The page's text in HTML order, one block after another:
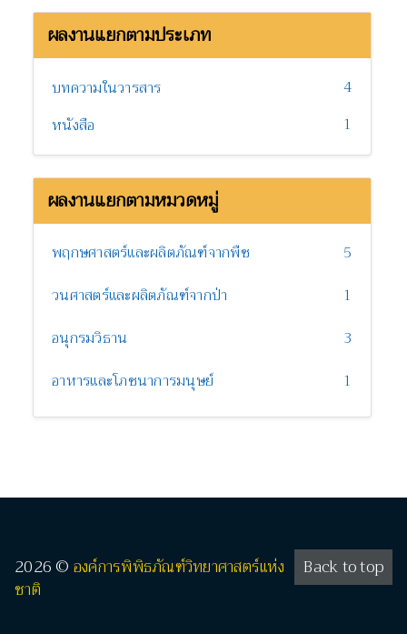
ผลงานแยกตามประเภท
บทความในวารสาร
4
หนังสือ
1
ผลงานแยกตามหมวดหมู่
พฤกษศาสตร์และผลิตภัณฑ์จากพืช
5
วนศาสตร์และผลิตภัณฑ์จากป่า
1
อนุกรมวิธาน
3
อาหารและโภชนาการมนุษย์
1
Back to top
2026 © องค์การพิพิธภัณฑ์วิทยาศาสตร์แห่ง
ชาติ